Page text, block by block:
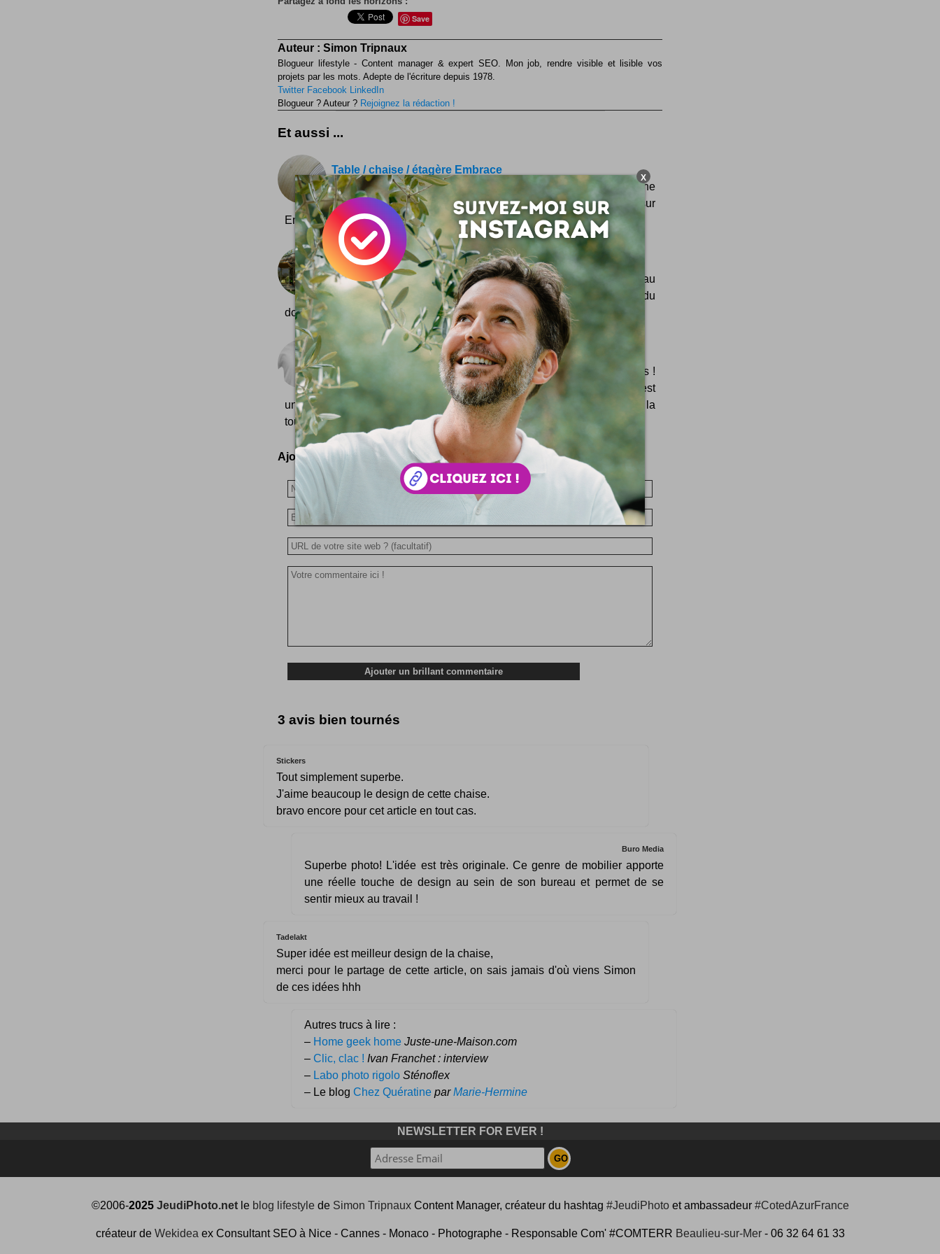
Save
Auteur : Simon Tripnaux
Blogueur lifestyle - Content manager & expert SEO. Mon job, rendre visible et lisible vos
projets par les mots. Adepte de l'écriture depuis 1978.
Twitter Facebook LinkedIn
Blogueur ? Auteur ? Rejoignez la rédaction !
Et aussi ...
Table / chaise / étagère Embrace
Embrace c'est un meuble génialement beau et modulaire ! Une
création signée du designer Anglais John Green Plus d'infos sur
Embrace sur johngreendesigns...
Mon bureau dans mon jardin
C'est tout simplement exactement ce que je cherche ! Un bureau
tout équipé à poser dans le jardin pour un travail hors les murs du
domicile et en plein cœur...
Since 1337
Since1337.com c'est un site pur geek qui vend ... des cravates !
Je dis : il y en a ils ont pas peur des défis ! :) Since1337.com c'est
un bien joli site qui s'exprime en plein dans le web et en plein dans la
touch'fashion...
Ajoutez votre avis !
3 avis bien tournés
Stickers
Tout simplement superbe.
J'aime beaucoup le design de cette chaise.
bravo encore pour cet article en tout cas.
Buro Media
Superbe photo! L'idée est très originale. Ce genre de mobilier apporte
une réelle touche de design au sein de son bureau et permet de se
sentir mieux au travail !
Tadelakt
Super idée est meilleur design de la chaise,
merci pour le partage de cette article, on sais jamais d'où viens Simon
de ces idées hhh
Autres trucs à lire :
– Home geek home Juste-une-Maison.com
– Clic, clac ! Ivan Franchet : interview
– Labo photo rigolo Sténoflex
– Le blog Chez Quératine parMarie-Hermine
NEWSLETTER FOR EVER !
©2006-2025 JeudiPhoto.netle blog lifestylede Simon TripnauxContent Manager, créateur du hashtag #JeudiPhotoet ambassadeur #CotedAzurFrance
créateur de Wekidea ex Consultant SEO à Nice - Cannes - Monaco - Photographe - Responsable Com' #COMTERR Beaulieu-sur-Mer- 06 32 64 61 33
X